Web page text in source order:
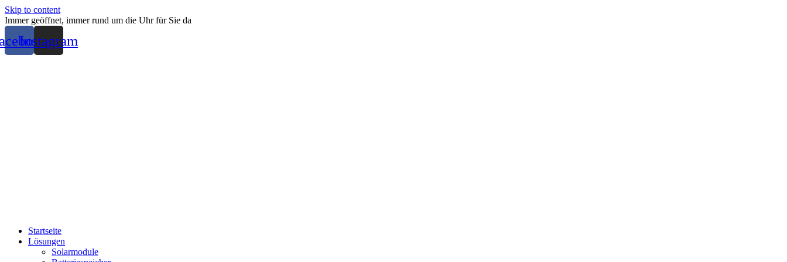
Skip to content
Immer geöffnet, immer rund um die Uhr für Sie da
Instagram
Startseite
Lösungen
Solarmodule